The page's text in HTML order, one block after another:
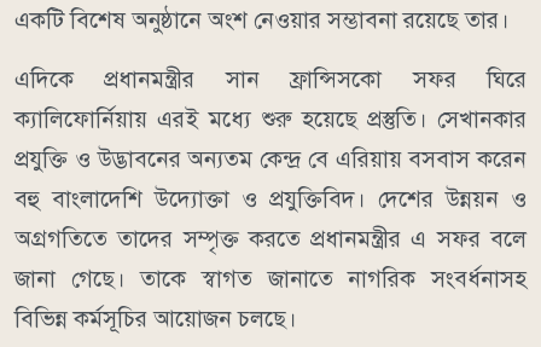
একটি বিশেষ অনুষ্ঠানে অংশ নেওয়ার সম্ভাবনা রয়েছে তার।
এদিকে প্রধানমন্ত্রীর সান ফ্রান্সিসকো সফর ঘিরে
ক্যালিফোর্নিয়ায় এরই মধ্যে শুরু হয়েছে প্রস্তুতি। সেখানকার
প্রযুক্তি ও উদ্ভাবনের অন্যতম কেন্দ্র বে এরিয়ায় বসবাস করেন
বহু বাংলাদেশি উদ্যোক্তা ও প্রযুক্তিবিদ। দেশের উন্নয়ন ও
অগ্রগতিতে তাদের সম্পৃক্ত করতে প্রধানমন্ত্রীর এ সফর বলে
জানা গেছে। তাকে স্বাগত জানাতে নাগরিক সংবর্ধনাসহ
বিভিন্ন কর্মসূচির আয়োজন চলছে।